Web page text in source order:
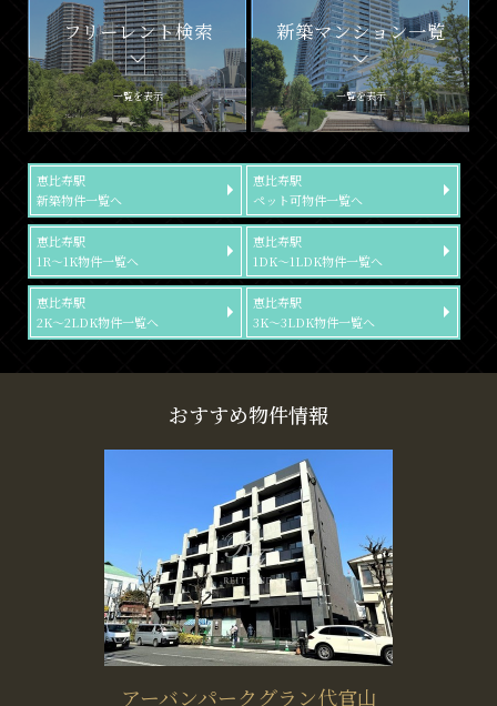
フリーレント検索
一覧を表示
新築マンション一覧
一覧を表示
恵比寿駅
新築物件一覧へ
恵比寿駅
ペット可物件一覧へ
恵比寿駅
1R～1K物件一覧へ
恵比寿駅
1DK～1LDK物件一覧へ
恵比寿駅
2K～2LDK物件一覧へ
恵比寿駅
3K～3LDK物件一覧へ
おすすめ物件情報
アーバンパークグラン代官山